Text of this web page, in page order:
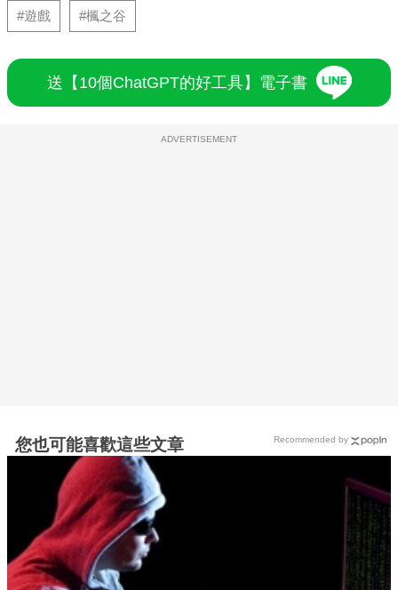
#遊戲 #楓之谷
送【10個ChatGPT的好工具】電子書
ADVERTISEMENT
您也可能喜歡這些文章 Recommended by